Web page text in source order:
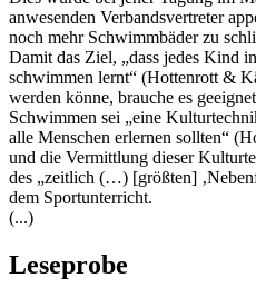
anwesenden Verbandsvertreter
noch mehr Schwimmbäder zu
Damit das Ziel, „dass jedes Kind
schwimmen lernt“ (Hottenrott &
werden könne, brauche es
Schwimmen sei „eine
alle Menschen erlernen sollten“
und die Vermittlung dieser
des „zeitlich (…) [größten]
dem Sportunterricht.
(...)
Leseprobe